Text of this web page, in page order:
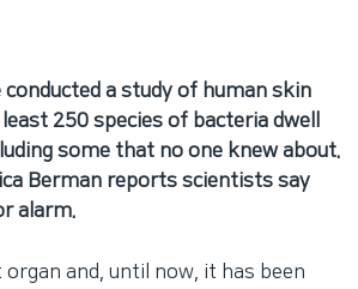
conducted a study of human skin
250 species of bacteria dwell
some that no one knew about.
Berman reports scientists say
alarm.
and, until now, it has been